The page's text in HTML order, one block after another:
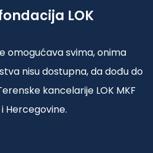
LOK
omogućava svima, onima
nisu dostupna, da dođu do
kancelarije LOK MKF
Hercegovine.